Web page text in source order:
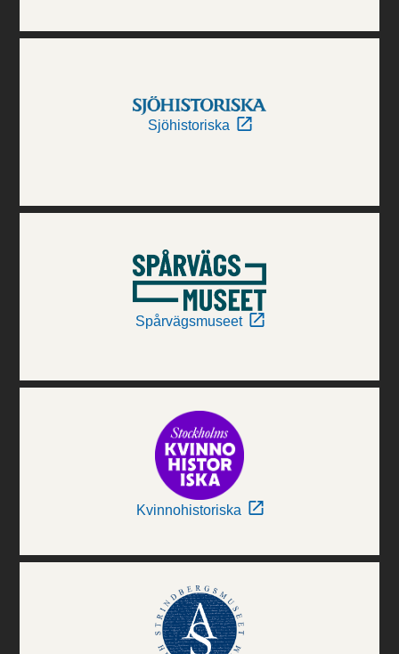
Sjöhistoriska
Spårvägsmuseet
Kvinnohistoriska